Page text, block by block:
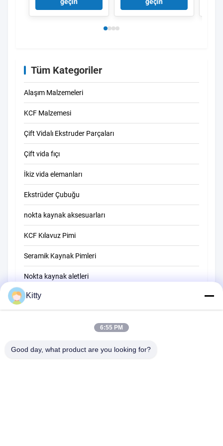
Elemanlar
Tüm Kategoriler
Alaşım Malzemeleri
KCF Malzemesi
Çift Vidalı Ekstruder Parçaları
Çift vida fıçı
İkiz vida elemanları
Ekstrüder Çubuğu
nokta kaynak aksesuarları
KCF Kılavuz Pimi
Seramik Kaynak Pimleri
Nokta kaynak aletleri
Direniş Nokta kaynak makinesi
Kitty
6:55 PM
Good day, what product are you looking for?